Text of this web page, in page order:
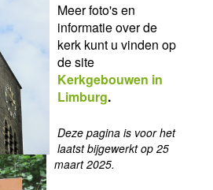
Meer foto's en
informatie over de
kerk kunt u vinden op
de site
Kerkgebouwen in
Limburg.
Deze pagina is voor het
laatst bijgewerkt op 25
maart 2025.